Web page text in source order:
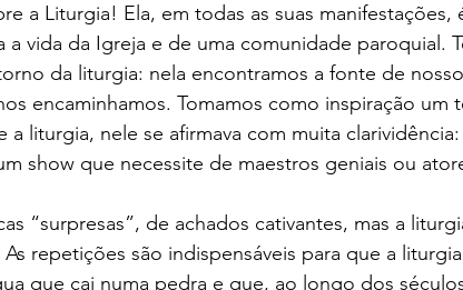
a Liturgia! Ela, em todas as suas manifestações,
vida da Igreja e de uma comunidade paroquial.
da liturgia: nela encontramos a fonte de
encaminhamos. Tomamos como inspiração um
a liturgia, nele se afirmava com muita
show que necessite de maestros geniais ou
“surpresas”, de achados cativantes, mas a
repetições são indispensáveis para que a
que cai numa pedra e que, ao longo dos